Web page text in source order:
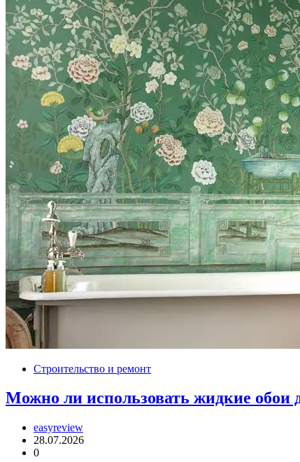
Строительство и ремонт
Можно ли использовать жидкие обои
easyreview
28.07.2026
0